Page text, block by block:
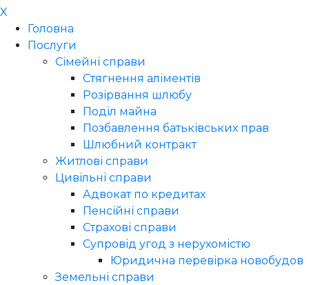
X
Головна
Послуги
Сімейні справи
Стягнення аліментів
Розірвання шлюбу
Поділ майна
Позбавлення батьківських прав
Шлюбний контракт
Житлові справи
Цивільні справи
Адвокат по кредитах
Пенсійні справи
Страхові справи
Супровід угод з нерухомістю
Юридична перевірка новобудов
Земельні справи